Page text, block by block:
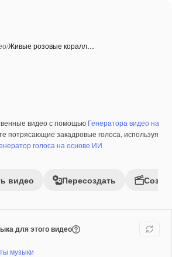
/Живые розовые коралл…
при помощи ИИвидео с помощью Генератора видео на
потрясающие закадровые голоса, используя
голоса на основе ИИ
видео Пересоздать
для этого видео
музыки